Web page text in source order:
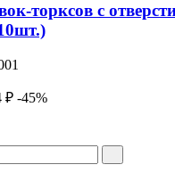
торксов с
₽ -45%